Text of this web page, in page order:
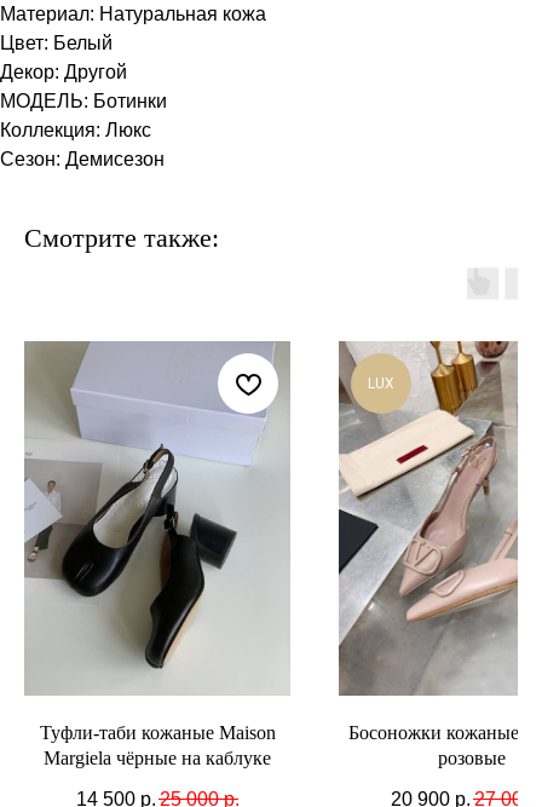
Материал: Натуральная кожа
Цвет: Белый
Декор: Другой
МОДЕЛЬ: Ботинки
Коллекция: Люкс
Сезон: Демисезон
Смотрите также:
Туфли-таби кожаные Maison
Margiela чёрные на каблуке
14 500 р. 25 000 р.
LUX
Босоножки кожаные
розовые
20 900 р. 27 000